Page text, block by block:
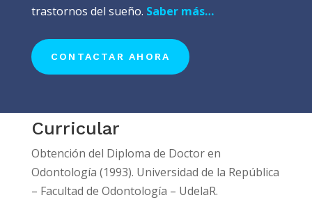
trastornos del sueño. Saber más…
CONTACTAR AHORA
Curricular
Obtención del Diploma de Doctor en
Odontología (1993). Universidad de la República
– Facultad de Odontología – UdelaR.